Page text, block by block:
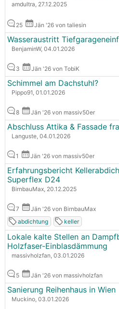
amdultra, 27.12.2025
25 Jän '26 von taliesin
Wasseraustritt
BenjaminW, 04.01.2026
3 Jän '26 von TobiK
Schimmel am Dachstuhl?
Pippo91, 01.01.2026
8 Jän '26 von massiv50er
Abschluss Attika & Fassade
Languste, 04.01.2026
1 Jän '26 von massiv50er
Erfahrungsbericht
Superflex D24
BirnbauMax, 20.12.2025
7
Jän '26 von BirnbauMax
abdichtung
keller
Lokale kalte Stellen an
Holzfaser-Einblasdämmung
massivholzfan, 03.01.2026
5 Jän '26 von massivholzfan
Sanierung Reihenhaus in Wien
Muckino, 03.01.2026